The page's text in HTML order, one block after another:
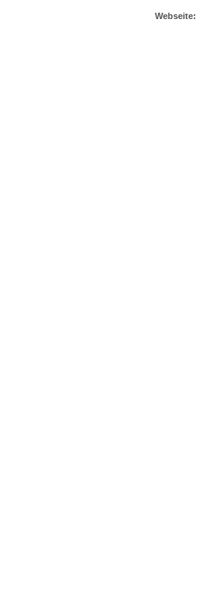
Webseite: